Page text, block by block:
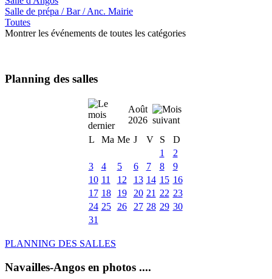
Salle de prépa / Bar / Anc. Mairie
Toutes
Montrer les événements de toutes les catégories
Planning des salles
Août
2026
L
Ma Me J V S
D
1
2
3
4 5 6 7 8
9
10 11 12 13 14 15 16
17 18 19 20 21 22 23
24 25 26 27 28 29 30
31
PLANNING DES SALLES
Navailles-Angos en photos ....